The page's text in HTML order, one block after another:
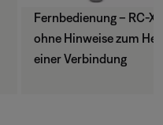
Fernbedienung – RC-
ohne Hinweise zum
einer Verbindung